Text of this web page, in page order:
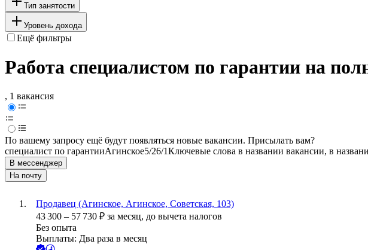
Тип занятости
Уровень дохода
Ещё фильтры
Работа специалистом по гарантии на
, 1 вакансия
По вашему запросу ещё будут появляться новые вакансии. Присылать вам?
специалист по гарантииАгинское5/26/1Ключевые слова в названии вакансии, в
В мессенджер
На почту
Продавец (Агинское, Агинское, Советская, 103)
43 300 – 57 730 ₽ за месяц, до вычета налогов
Без опыта
Выплаты: Два раза в месяц